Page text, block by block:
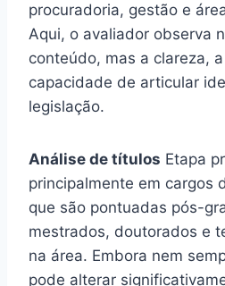
procuradoria, gestão e
Aqui, o avaliador observa
conteúdo, mas a clareza,
capacidade de articular
legislação.
Análise de títulos Etapa
principalmente em cargos
que são pontuadas pós-
mestrados, doutorados e
na área. Embora nem
pode alterar